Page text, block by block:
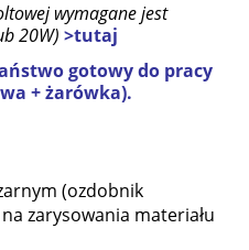
wymagane jest
20W) >tutaj
gotowy do pracy
+ żarówka).
(ozdobnik
zarysowania materiału